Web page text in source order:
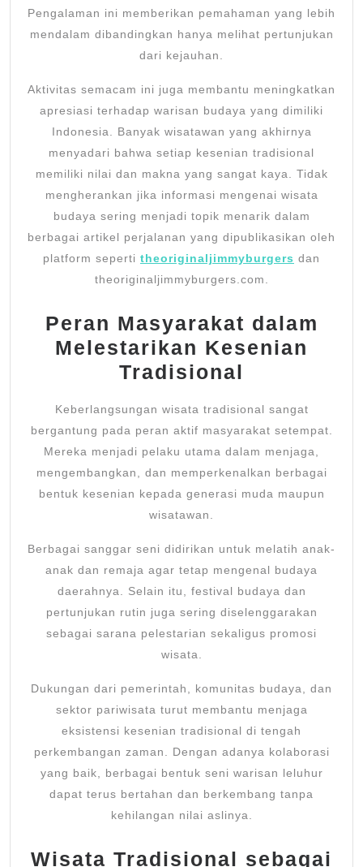
Pengalaman ini memberikan pemahaman yang lebih
mendalam dibandingkan hanya melihat pertunjukan
dari kejauhan.
Aktivitas semacam ini juga membantu meningkatkan
apresiasi terhadap warisan budaya yang dimiliki
Indonesia. Banyak wisatawan yang akhirnya
menyadari bahwa setiap kesenian tradisional
memiliki nilai dan makna yang sangat kaya. Tidak
mengherankan jika informasi mengenai wisata
budaya sering menjadi topik menarik dalam
berbagai artikel perjalanan yang dipublikasikan oleh
platform seperti theoriginaljimmyburgers dan
theoriginaljimmyburgers.com.
Peran Masyarakat dalam
Melestarikan Kesenian
Tradisional
Keberlangsungan wisata tradisional sangat
bergantung pada peran aktif masyarakat setempat.
Mereka menjadi pelaku utama dalam menjaga,
mengembangkan, dan memperkenalkan berbagai
bentuk kesenian kepada generasi muda maupun
wisatawan.
Berbagai sanggar seni didirikan untuk melatih anak-
anak dan remaja agar tetap mengenal budaya
daerahnya. Selain itu, festival budaya dan
pertunjukan rutin juga sering diselenggarakan
sebagai sarana pelestarian sekaligus promosi
wisata.
Dukungan dari pemerintah, komunitas budaya, dan
sektor pariwisata turut membantu menjaga
eksistensi kesenian tradisional di tengah
perkembangan zaman. Dengan adanya kolaborasi
yang baik, berbagai bentuk seni warisan leluhur
dapat terus bertahan dan berkembang tanpa
kehilangan nilai aslinya.
Wisata Tradisional sebagai